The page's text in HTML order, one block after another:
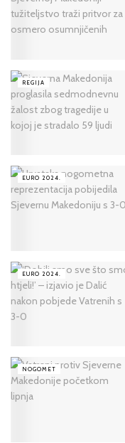
REGIJA
EURO 2024.
EURO 2024.
NOGOMET